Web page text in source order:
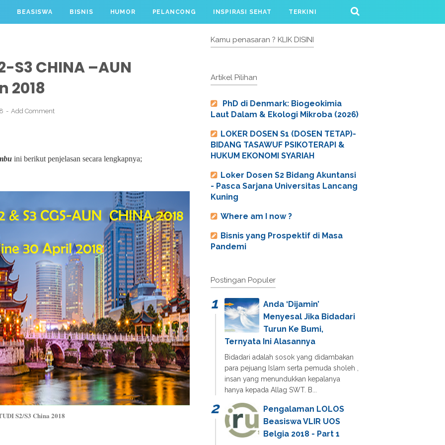
BEASISWA BISNIS HUMOR PELANCONG INSPIRASI SEHAT TERKINI
S3 CHINA –AUN
2018
Add Comment
ini berikut penjelasan secara lengkapnya;
S2/S3 China 2018
Kamu penasaran ? KLIK DISINI
Artikel Pilihan
PhD di Denmark: Biogeokimia
Laut Dalam & Ekologi Mikroba (2026)
LOKER DOSEN S1 (DOSEN TETAP)-
BIDANG TASAWUF PSIKOTERAPI &
HUKUM EKONOMI SYARIAH
Loker Dosen S2 Bidang Akuntansi
- Pasca Sarjana Universitas Lancang
Kuning
Where am I now ?
Bisnis yang Prospektif di Masa
Pandemi
Postingan Populer
Anda ‘Dijamin’
Menyesal Jika Bidadari
Turun Ke Bumi,
Ternyata Ini Alasannya
Bidadari adalah sosok yang didambakan
para pejuang Islam serta pemuda sholeh ,
insan yang menundukkan kepalanya
hanya kepada Allag SWT. B...
Pengalaman LOLOS
Beasiswa VLIR UOS
Belgia 2018 - Part 1